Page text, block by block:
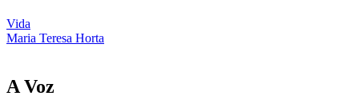
Vida
Maria Teresa Horta
A Voz